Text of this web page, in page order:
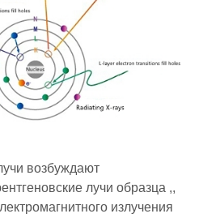
возбуждают
лучи образца ,,
излучения